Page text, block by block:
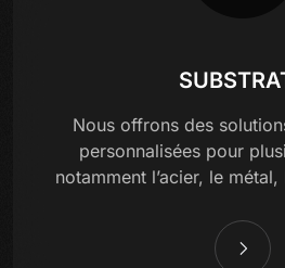
Nous offrons des
personnalisées pour
notamment l’acier, le